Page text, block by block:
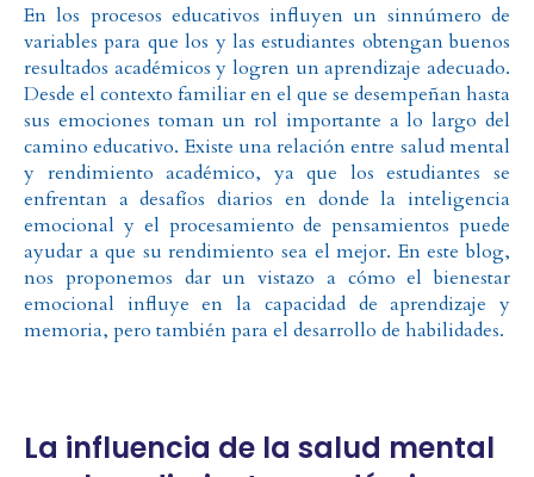
En los procesos educativos influyen un sinnúmero de
variables para que los y las estudiantes obtengan buenos
resultados académicos y logren un aprendizaje adecuado.
Desde el contexto familiar en el que se desempeñan hasta
sus emociones toman un rol importante a lo largo del
camino educativo. Existe una relación entre salud mental
y rendimiento académico, ya que los estudiantes se
enfrentan a desafíos diarios en donde la inteligencia
emocional y el procesamiento de pensamientos puede
ayudar a que su rendimiento sea el mejor. En este blog,
nos proponemos dar un vistazo a cómo el bienestar
emocional influye en la capacidad de aprendizaje y
memoria, pero también para el desarrollo de habilidades.
La influencia de la salud mental